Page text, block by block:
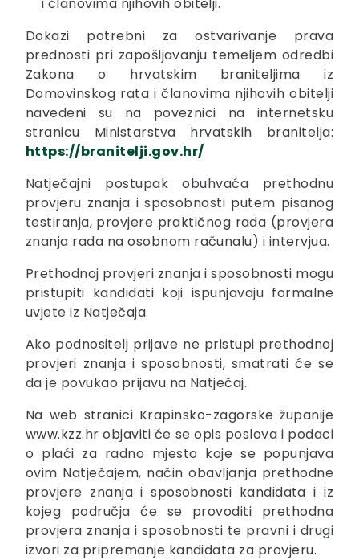
Dokazi potrebni za ostvarivanje prava
prednosti pri zapošljavanju temeljem odredbi
Zakona o hrvatskim braniteljima iz
Domovinskog rata i članovima njihovih obitelji
navedeni su na poveznici na internetsku
stranicu Ministarstva hrvatskih branitelja:
https://branitelji.gov.hr/
Natječajni postupak obuhvaća prethodnu
provjeru znanja i sposobnosti putem pisanog
testiranja, provjere praktičnog rada (provjera
znanja rada na osobnom računalu) i intervjua.
Prethodnoj provjeri znanja i sposobnosti mogu
pristupiti kandidati koji ispunjavaju formalne
uvjete iz Natječaja.
Ako podnositelj prijave ne pristupi prethodnoj
provjeri znanja i sposobnosti, smatrati će se
da je povukao prijavu na Natječaj.
Na web stranici Krapinsko-zagorske županije
www.kzz.hr objaviti će se opis poslova i podaci
o plaći za radno mjesto koje se popunjava
ovim Natječajem, način obavljanja prethodne
provjere znanja i sposobnosti kandidata i iz
kojeg područja će se provoditi prethodna
provjera znanja i sposobnosti te pravni i drugi
izvori za pripremanje kandidata za provjeru.